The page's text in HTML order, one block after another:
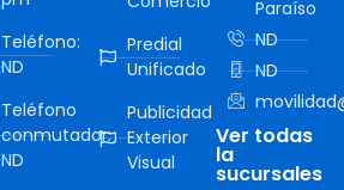
Teléfono:
ND
Teléfono
conmutador:
ND
Predial
Unificado
Publicidad
Exterior
Visual
Paraíso
ND
ND
Ver todas
la
sucursales